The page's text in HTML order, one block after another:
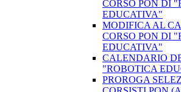
CORSO PON DI
EDUCATIVA"
MODIFICA AL
CORSO PON DI
EDUCATIVA"
CALENDARIO
"ROBOTICA
PROROGA